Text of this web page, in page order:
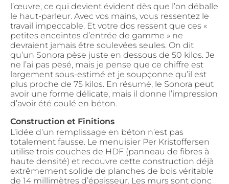
l’œuvre, ce qui devient évident dès que l’on déballe
le haut-parleur. Avec vos mains, vous ressentez le
travail impeccable. Et votre dos ressent que ces «
petites enceintes d’entrée de gamme » ne
devraient jamais être soulevées seules. On dit
qu’un Sonora pèse juste en dessous de 50 kilos. Je
ne l’ai pas pesé, mais je pense que ce chiffre est
largement sous-estimé et je soupçonne qu’il est
plus proche de 75 kilos. En résumé, le Sonora peut
avoir une forme délicate, mais il donne l’impression
d’avoir été coulé en béton.
Construction et Finitions
L’idée d’un remplissage en béton n’est pas
totalement fausse. Le menuisier Per Kristoffersen
utilise trois couches de HDF (panneau de fibres à
haute densité) et recouvre cette construction déjà
extrêmement solide de planches de bois véritable
de 14 millimètres d’épaisseur. Les murs sont donc